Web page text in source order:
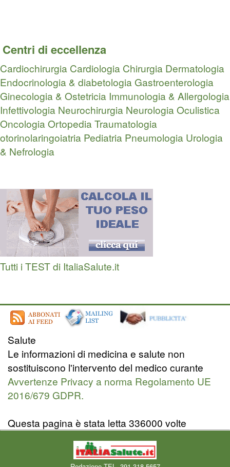
Centri di eccellenza
Cardiochirurgia Cardiologia Chirurgia Dermatologia
Endocrinologia & diabetologia Gastroenterologia
Ginecologia & Ostetricia Immunologia & Allergologia
Infettivologia Neurochirurgia NeurologiaOculistica
OncologiaOrtopedia Traumatologia
otorinolaringoiatria Pediatria Pneumologia Urologia
& Nefrologia
Tutti i TEST di ItaliaSalute.it
Salute
Le informazioni di medicina e salute non
sostituiscono l'intervento del medico curante
Avvertenze Privacy a norma Regolamento UE
2016/679 GDPR.
Questa pagina è stata letta 336000 volte